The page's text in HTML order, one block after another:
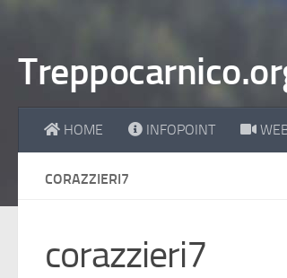
HOME INFOPOINT
CORAZZIERI7
corazzieri7